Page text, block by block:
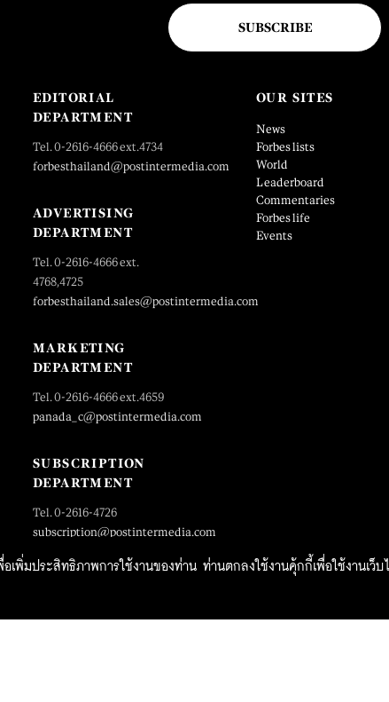
เพิ่มประสิทธิภาพการใช้งานของท่าน ท่านตกลงใช้งานคุ้กกี้เพื่อใช้งานเว็บ
SUBSCRIBE
EDITORIAL
DEPARTMENT
Tel. 0-2616-4666 ext.4734
forbesthailand@postintermedia.com
ADVERTISING
DEPARTMENT
Tel. 0-2616-4666 ext.
4768,4725
forbesthailand.sales@postintermedia.com
MARKETING
DEPARTMENT
Tel. 0-2616-4666 ext.4659
panada_c@postintermedia.com
SUBSCRIPTION
DEPARTMENT
Tel. 0-2616-4726
subscription@postintermedia.com
OUR SITES
News
Forbes lists
World
Leaderboard
Commentaries
Forbes life
Events